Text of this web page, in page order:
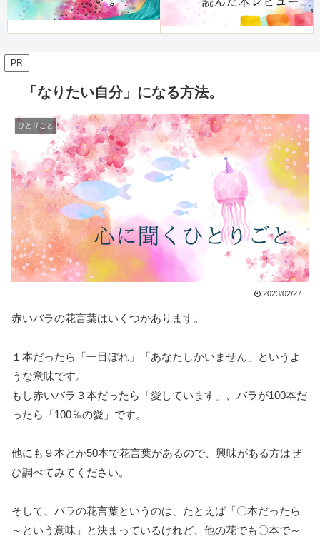
PR
「なりたい自分」になる方法。
ひとりごと
2023/02/27
赤いバラの花言葉はいくつかあります。
１本だったら「一目ぼれ」「あなたしかいません」というよ
うな意味です。
もし赤いバラ３本だったら「愛しています」、バラが100本だ
ったら「100％の愛」です。
他にも９本とか50本で花言葉があるので、興味がある方はぜ
ひ調べてみてください。
そして、バラの花言葉というのは、たとえば「〇本だったら
～という意味」と決まっているけれど、他の花でも〇本で～